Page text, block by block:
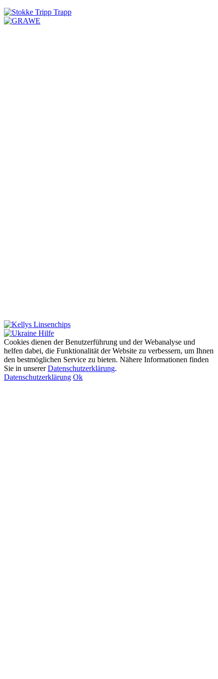
Cookies dienen der Benutzerführung und der Webanalyse und
helfen dabei, die Funktionalität der Website zu verbessern, um Ihnen
den bestmöglichen Service zu bieten. Nähere Informationen finden
Sie in unsererDatenschutzerklärung.
Datenschutzerklärung Ok